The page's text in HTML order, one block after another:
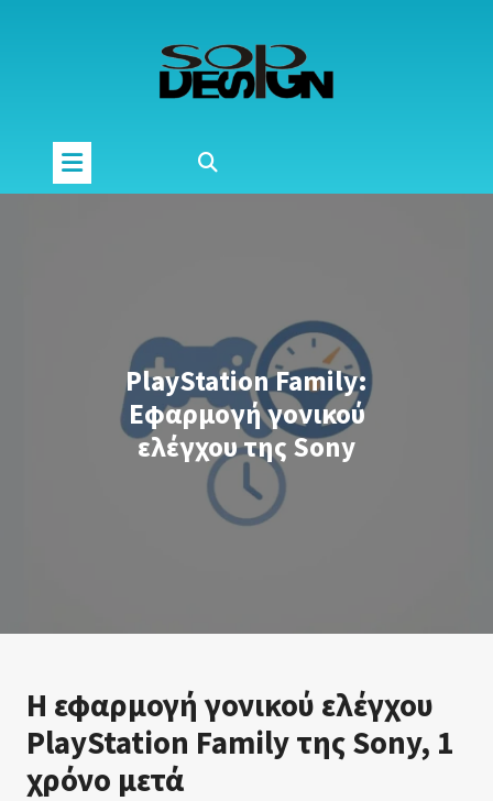
PlayStation Family:
Εφαρμογή γονικού
ελέγχου της Sony
Η εφαρμογή γονικού ελέγχου
PlayStation Family της Sony, 1
χρόνο μετά